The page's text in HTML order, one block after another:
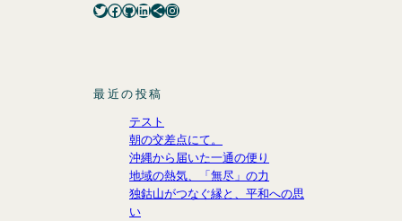
Twitter Facebook GitHub LinkedIn Share Icon Instagram
最近の投稿
テスト
朝の交差点にて。
沖縄から届いた一通の便り
地域の熱気、「無尽」の力
独鈷山がつなぐ縁と、平和への思
い